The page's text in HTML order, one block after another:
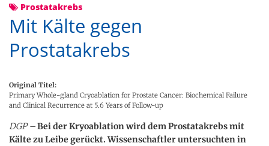
Prostatakrebs
Mit Kälte gegen
Prostatakrebs
Original Titel:
Primary Whole-gland Cryoablation for Prostate Cancer: Biochemical Failure
and Clinical Recurrence at 5.6 Years of Follow-up
DGP –Bei der Kryoablation wird dem Prostatakrebs mit
Kälte zu Leibe gerückt. Wissenschaftler untersuchten in